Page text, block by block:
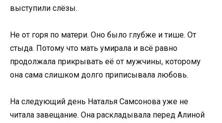
выступили слёзы.
Не от горя по матери. Оно было глубже и тише. От
стыда. Потому что мать умирала и всё равно
продолжала прикрывать её от мужчины, которому
она сама слишком долго приписывала любовь.
На следующий день Наталья Самсонова уже не
читала завещание. Она раскладывала перед Алиной